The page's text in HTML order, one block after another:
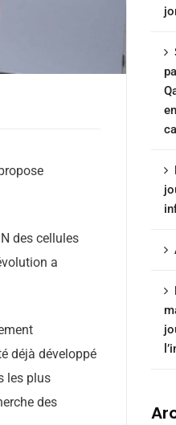
des cellules
a
déjà développé
les plus
des